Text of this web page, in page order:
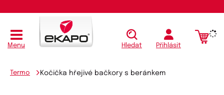
Menu Hledat Přihlásit
Termo Kočička hřejivé bačkory s beránkem